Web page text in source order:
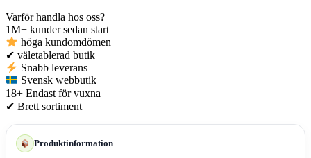
Varför handla hos oss?
1M+ kunder sedan start
höga kundomdömen
✔ väletablerad butik
Snabb leverans
Svensk webbutik
18+ Endast för vuxna
✔ Brett sortiment
Produktinformation